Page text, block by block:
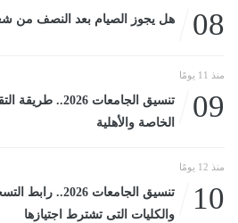
08 هل يجوز الصيام بعد النصف من
منذ 11 يومًا
09
تنسيق الجامعات
الخاصة والأهلية
منذ 12 يومًا
10
تنسيق الجامعات
والكليات التى تشترط اجتيازها